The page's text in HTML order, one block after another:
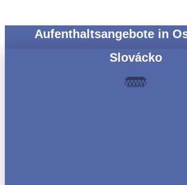
Aufenthaltsangebote in
Slovácko
www